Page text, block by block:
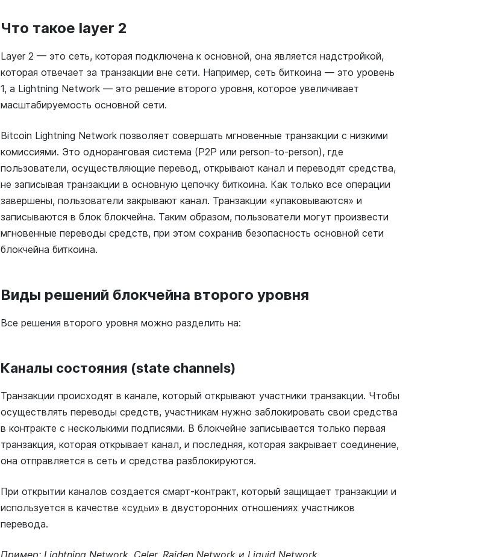
Что такое layer 2
Layer 2 — это сеть, которая подключена к основной, она является надстройкой,
которая отвечает за транзакции вне сети. Например, сеть биткоина — это уровень
1, а Lightning Network — это решение второго уровня, которое увеличивает
масштабируемость основной сети.
Bitcoin Lightning Network позволяет совершать мгновенные транзакции с низкими
комиссиями. Это одноранговая система (P2P или person-to-person), где
пользователи, осуществляющие перевод, открывают канал и переводят средства,
не записывая транзакции в основную цепочку биткоина. Как только все операции
завершены, пользователи закрывают канал. Транзакции «упаковываются» и
записываются в блок блокчейна. Таким образом, пользователи могут произвести
мгновенные переводы средств, при этом сохранив безопасность основной сети
блокчейна биткоина.
Виды решений блокчейна второго уровня
Все решения второго уровня можно разделить на:
Каналы состояния (state channels)
Транзакции происходят в канале, который открывают участники транзакции. Чтобы
осуществлять переводы средств, участникам нужно заблокировать свои средства
в контракте с несколькими подписями. В блокчейне записывается только первая
транзакция, которая открывает канал, и последняя, которая закрывает соединение,
она отправляется в сеть и средства разблокируются.
При открытии каналов создается смарт-контракт, который защищает транзакции и
используется в качестве «судьи» в двусторонних отношениях участников
перевода.
Пример: Lightning Network, Celer, Raiden Network и Liquid Network